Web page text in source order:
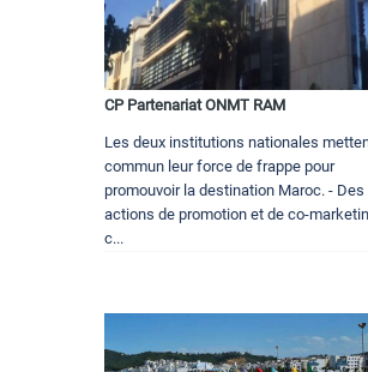
CP Partenariat ONMT RAM
Les deux institutions nationales
commun leur force de frappe pour
promouvoir la destination Maroc. - Des
actions de promotion et de co-
c...